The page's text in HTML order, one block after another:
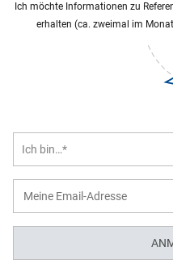
Ich möchte Informationen zu
erhalten (ca. zweimal im
Ich bin…*